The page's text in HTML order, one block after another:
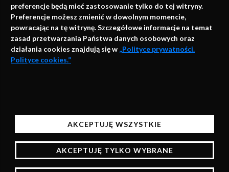
preferencje będą mieć zastosowanie tylko do tej witryny.
Preferencje możesz zmienić w dowolnym momencie,
powracając na tę witrynę. Szczegółowe informacje na temat
zasad przetwarzania Państwa danych osobowych oraz
działania cookies znajdują się w „Polityce prywatności.
Polityce cookies.”
AKCEPTUJĘ WSZYSTKIE
AKCEPTUJĘ TYLKO WYBRANE
ul. Towarowa 2
43-460 Wisła
Redakcja medyczna:
ul. Wolności 338b
61-312 Poznań
Wsparcie:
automatycznego przechowywania danych do celów
statystycznych, realizacji usług i reklamowych.
Korzystając z naszych stron bez zmiany ustawień
przeglądarki będą one zapisane w pamięci urządzenia,
więcej informacji na temat zarządzania plikami